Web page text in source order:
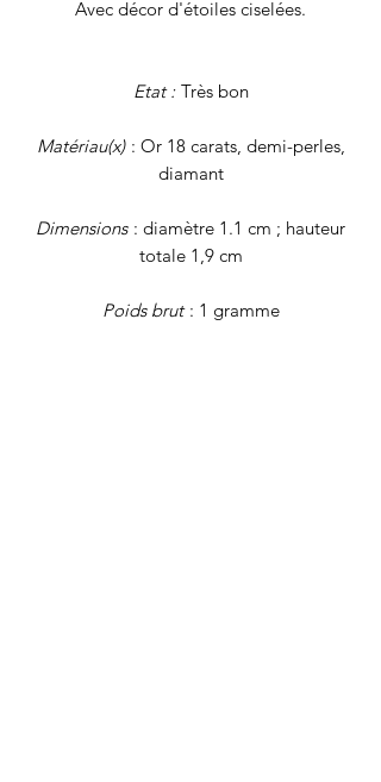
Avec décor d'étoiles ciselées.
Etat : Très bon
Matériau(x): Or 18 carats, demi-perles,
diamant
Dimensions : diamètre 1.1 cm ; hauteur
totale 1,9 cm
Poids brut: 1 gramme